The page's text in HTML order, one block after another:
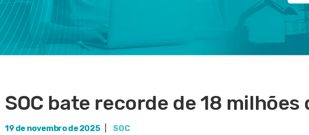
SOC bate recorde de 18
19 de novembro de 2025 SOC